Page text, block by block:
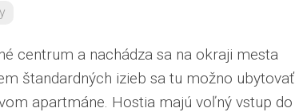
centrum a nachádza sa na okraji mesta
štandardných izieb sa tu možno ubytovať
apartmáne. Hostia majú voľný vstup do